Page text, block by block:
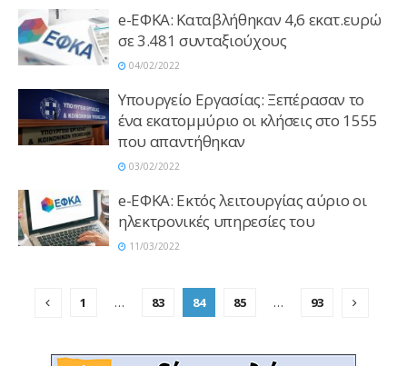
e-ΕΦΚΑ: Καταβλήθηκαν 4,6 εκατ.ευρώ
σε 3.481 συνταξιούχους
04/02/2022
Υπουργείο Εργασίας: Ξεπέρασαν το
ένα εκατομμύριο οι κλήσεις στο 1555
που απαντήθηκαν
03/02/2022
e-ΕΦΚΑ: Εκτός λειτουργίας αύριο οι
ηλεκτρονικές υπηρεσίες του
11/03/2022
1 … 83 84 85 … 93